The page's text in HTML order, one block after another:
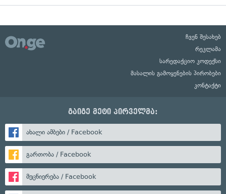
ჩვენ შესახებ
რეკლამა
სარედაქციო კოდექსი
მასალის გამოყენების პირობები
კონტაქტი
გაიგე მეტი პირველმა:
ახალი ამბები / Facebook
გართობა / Facebook
მეცნიერება / Facebook